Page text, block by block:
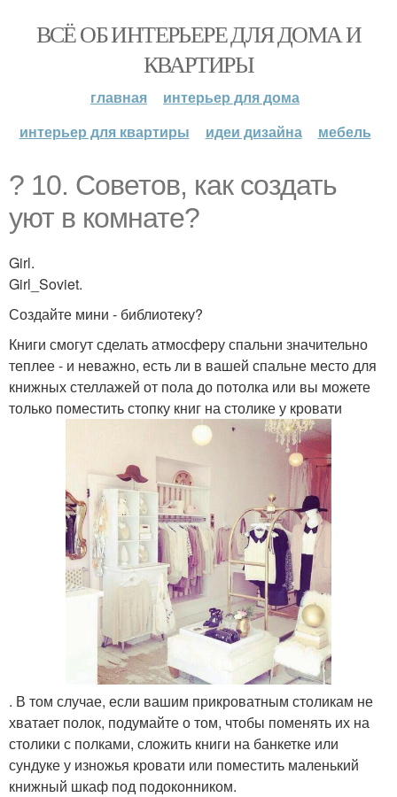
ВСЁ ОБ ИНТЕРЬЕРЕ ДЛЯ ДОМА И
КВАРТИРЫ
главная
интерьер для дома
интерьер для квартиры
идеи дизайна мебель
? 10. Советов, как создать
уют в комнате?
Girl.
Girl_Soviet.
Создайте мини - библиотеку?
Книги смогут сделать атмосферу спальни значительно
теплее - и неважно, есть ли в вашей спальне место для
книжных стеллажей от пола до потолка или вы можете
только поместить стопку книг на столике у кровати
. В том случае, если вашим прикроватным столикам не
хватает полок, подумайте о том, чтобы поменять их на
столики с полками, сложить книги на банкетке или
сундуке у изножья кровати или поместить маленький
книжный шкаф под подоконником.